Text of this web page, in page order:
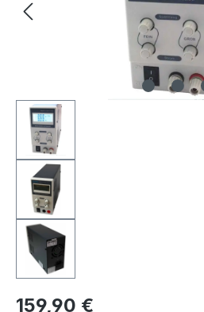
159,90 €